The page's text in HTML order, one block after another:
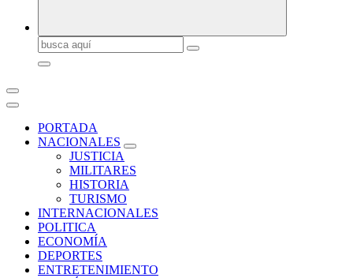
Buscar:
PORTADA
NACIONALES
JUSTICIA
MILITARES
HISTORIA
TURISMO
INTERNACIONALES
POLITICA
ECONOMÍA
DEPORTES
ENTRETENIMIENTO